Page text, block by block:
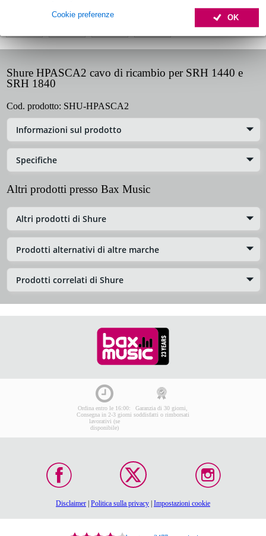
OK
Cookie preferenze
Shure HPASCA2 cavo di ricambio per SRH 1440 e
SRH 1840
Cod. prodotto: SHU-HPASCA2
Informazioni sul prodotto
Specifiche
Altri prodotti presso Bax Music
Altri prodotti di Shure
Prodotti alternativi di altre marche
Prodotti correlati di Shure
Ordina entro le 16:00:
Consegna in 2-3 giorni
lavorativi (se
disponibile)
Garanzia di 30 giorni,
soddisfatti o rimborsati
Disclaimer | Politica sulla privacy | Impostazioni cookie